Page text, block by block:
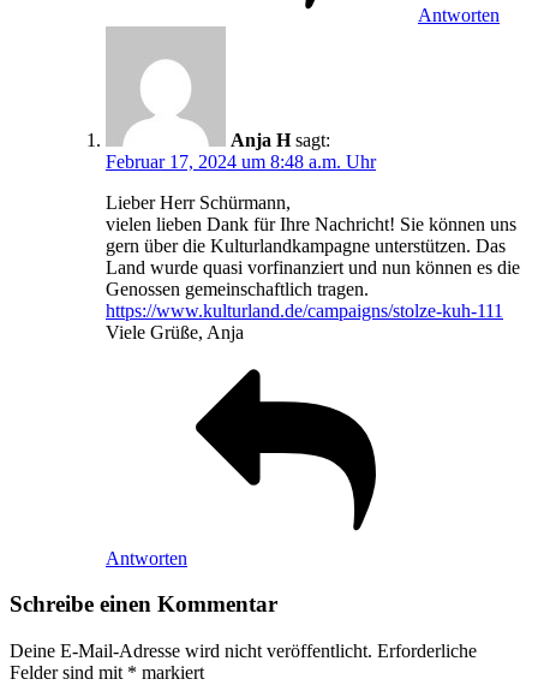
Antworten
Anja H sagt:
Februar 17, 2024 um 8:48 a.m. Uhr
Lieber Herr Schürmann,
vielen lieben Dank für Ihre Nachricht! Sie können uns
gern über die Kulturlandkampagne unterstützen. Das
Land wurde quasi vorfinanziert und nun können es die
Genossen gemeinschaftlich tragen.
https://www.kulturland.de/campaigns/stolze-kuh-111
Viele Grüße, Anja
Antworten
Schreibe einen Kommentar
Deine E-Mail-Adresse wird nicht veröffentlicht. Erforderliche
Felder sind mit * markiert